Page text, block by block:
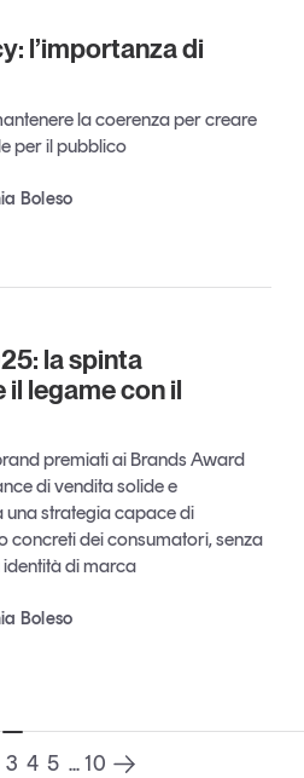
GS1 Italy che racconta in
e le sfide del largo
GS1 Italy
Tendenze
l’importanza di
la coerenza per creare
per il pubblico
Boleso
la spinta
il legame con il
premiati ai Brands Award
di vendita solide e
una strategia capace di
concreti dei consumatori, senza
di marca
Boleso
3 4 5 ...10